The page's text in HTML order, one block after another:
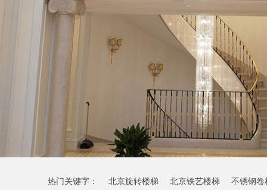
热门关键字： 北京旋转楼梯 北京铁艺楼梯 不锈钢卷